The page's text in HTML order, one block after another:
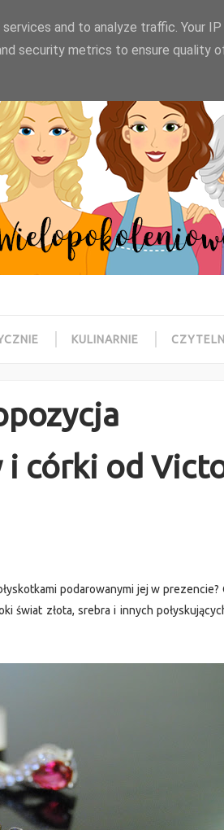
KULINARNIE
i córki od
podarowanymi jej w prezencie?
świat złota, srebra i innych
and to analyze traffic. Your
security metrics to ensure quality